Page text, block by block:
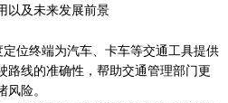
以及未来发展前景
位终端为汽车、卡车等交通工具提供
路线的准确性，帮助交通管理部门更
险。